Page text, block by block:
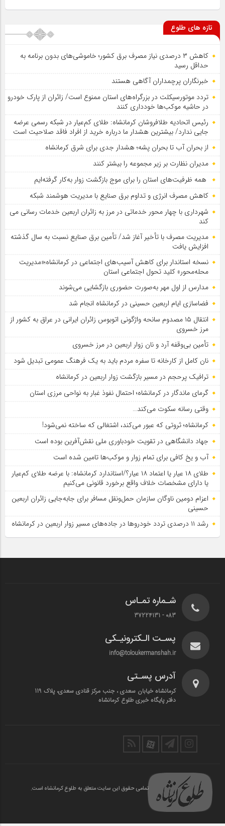
تازه های طلوع
کاهش ۳ درصدی نیاز مصرف برق کشور؛ خاموشی‌های بدون برنامه به
حداقل رسید
خبرنگاران پرچمداران آگاهی هستند
تردد موتورسیکلت در بزرگراه‌های استان ممنوع است/ زائران از پارک خودرو
در حاشیه موکب‌ها خودداری کنند
رئیس اتحادیه طلافروشان کرمانشاه: طلای کم‌عیار در شبکه رسمی عرضه
جایی ندارد/ بیشترین هشدار ما درباره خرید از افراد فاقد صلاحیت است
از بحران آب تا بحران پشه؛ هشدار جدی برای شرق کرمانشاه
مدیران نظارت بر زیر مجموعه را بیشتر کنند
همه ظرفیت‌های استان را برای موج بازگشت زوار به‌کار گرفته‌ایم
کاهش مصرف انرژی و تداوم برق صنایع با مدیریت هوشمند شبکه
شهرداری با چهار محور خدماتی در مرز به زائران اربعین خدمات رسانی می
کند
مدیریت مصرف با تأخیر آغاز شد/ تأمین برق صنایع نسبت به سال گذشته
افزایش یافت
نسخه استاندار برای کاهش آسیب‌های اجتماعی در کرمانشاه؛«مدیریت
محله‌محور» کلید تحول اجتماعی استان
مدارس از اول مهر به‌صورت حضوری بازگشایی می‌شوند
فضاسازی ایام اربعین حسینی در کرمانشاه انجام شد
انتقال ۱۵ مصدوم سانحه واژگونی اتوبوس زائران ایرانی در عراق به کشور از
مرز خسروی
تأمین بی‌وقفه آرد و نان زوار اربعین در مرز خسروی
نان کامل از کارخانه تا سفره مردم باید به یک فرهنگ عمومی تبدیل شود
ترافیک پرحجم در مسیر بازگشت زوار اربعین در کرمانشاه
گرمای ماندگار در کرمانشاه؛ احتمال نفوذ غبار به نواحی مرزی استان
وقتی رسانه سکوت می‌کند…
کرمانشاه؛ ثروتی که عبور می‌کند، اشتغالی که ساخته نمی‌شود!
جهاد دانشگاهی در تقویت خودباوری ملی نقش‌آفرین بوده است
آب و یخ کافی برای تمام زوار و موکب‌ها تامین شده است
طلای ۱۸ عیار یا اعتماد ۱۸ عیار؟/استاندارد کرمانشاه: با عرضه طلای کم‌عیار
یا دارای مشخصات خلاف واقع برخورد قانونی می‌کنیم
اعزام دومین ناوگان سازمان حمل‌ونقل مسافر برای جابه‌جایی زائران اربعین
حسینی
رشد ۱۱ درصدی تردد خودروها در جاده‌های مسیر زوار اربعین در کرمانشاه
شـماره تمـاس
083 - 37224131
پسـت الـکترونیـکی
info@toloukermanshah.ir
آدرس پسـتی
کرمانشاه خیابان سعدی ، جنب مرکز قنادی سعدی، پلاک 119
دفتر پایگاه خبری طلوع کرمانشاه
تمامی حقوق این سایت متعلق به طلوع کرمانشاه است.